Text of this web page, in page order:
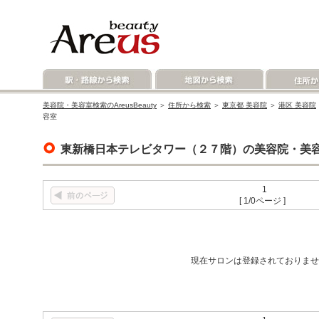
美容院・美容室検索のAreusBeauty ＞ 住所から検索 ＞ 東京都 美容院 ＞ 港区 美容院
容室
東新橋日本テレビタワー（２７階）の美容院・美
1
[ 1/0ページ ]
現在サロンは登録されておりま